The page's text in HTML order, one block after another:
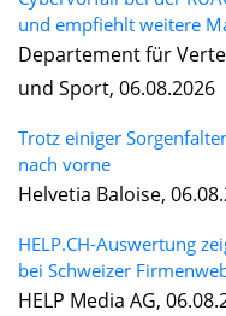
und empfiehlt weitere
Departement für
und Sport, 06.08.2026
Trotz einiger
nach vorne
Helvetia Baloise,
HELP.CH-Auswertung
bei Schweizer
HELP Media AG,